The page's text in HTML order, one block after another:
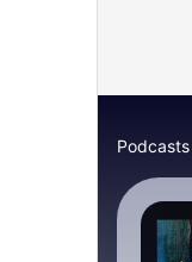
Podcasts